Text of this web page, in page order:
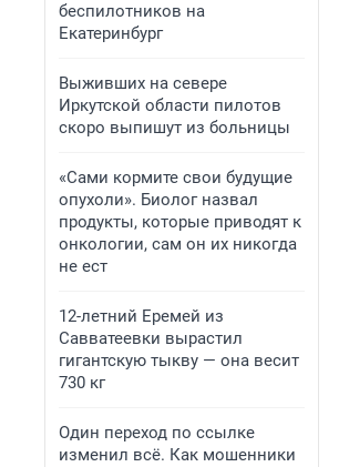
беспилотников на
Екатеринбург
Выживших на севере
Иркутской области пилотов
скоро выпишут из больницы
«Сами кормите свои будущие
опухоли». Биолог назвал
продукты, которые приводят к
онкологии, сам он их никогда
не ест
12-летний Еремей из
Савватеевки вырастил
гигантскую тыкву — она весит
730 кг
Один переход по ссылке
изменил всё. Как мошенники